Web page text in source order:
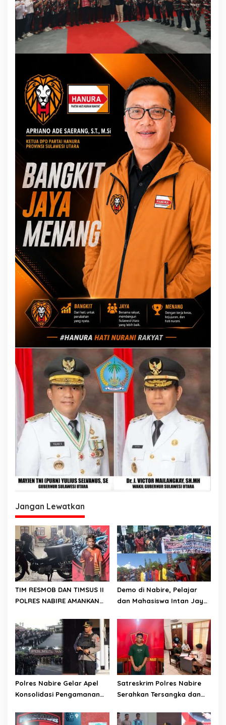
Jangan Lewatkan
TIM RESMOB DAN TIMSUS II
POLRES NABIRE AMANKAN
CURANMOR, SEPEDA MOTOR
BERHASIL DIAMANKAN
Demo di Nabire, Pelajar
dan Mahasiswa Intan Jaya
Kepada DPR Papua Tengah
Polres Nabire Gelar Apel
Konsolidasi Pengamanan
Pelajar Mahasiswa Intan
Satreskrim Polres Nabire
Serahkan Tersangka dan
Penganiayaan yang